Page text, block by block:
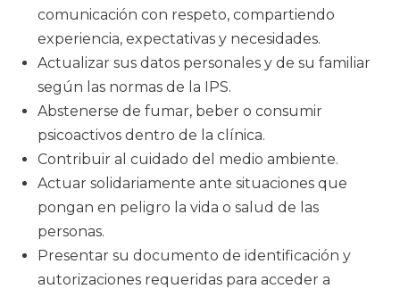
comunicación con respeto, compartiendo
experiencia, expectativas y necesidades.
Actualizar sus datos personales y de su familiar
según las normas de la IPS.
Abstenerse de fumar, beber o consumir
psicoactivos dentro de la clínica.
Contribuir al cuidado del medio ambiente.
Actuar solidariamente ante situaciones que
pongan en peligro la vida o salud de las
personas.
Presentar su documento de identificación y
autorizaciones requeridas para acceder a